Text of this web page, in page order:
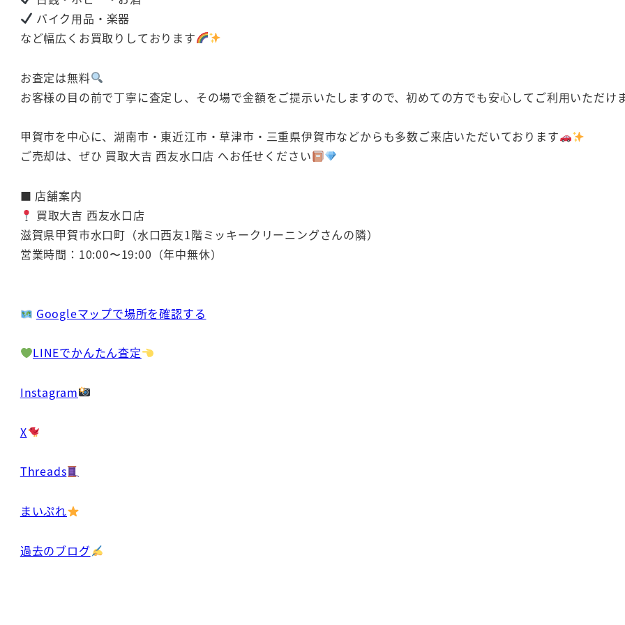
バイク用品・楽器
など幅広くお買取りしております
お査定は無料
お客様の目の前で丁寧に査定し、その場で金額をご提示いたしますので、初めての方でも安心してご利用いただけ
甲賀市を中心に、湖南市・東近江市・草津市・三重県伊賀市などからも多数ご来店いただいております
ご売却は、ぜひ 買取大吉 西友水口店 へお任せください
■ 店舗案内
買取大吉 西友水口店
滋賀県甲賀市水口町（水口西友1階ミッキークリーニングさんの隣）
営業時間：10:00〜19:00（年中無休）
Googleマップで場所を確認する
LINEでかんたん査定
Instagram
X
Threads
まいぷれ
過去のブログ